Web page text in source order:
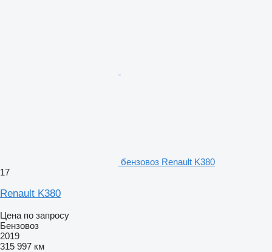
бензовоз Renault K380
17
Renault K380
Цена по запросу
Бензовоз
2019
315 997 км